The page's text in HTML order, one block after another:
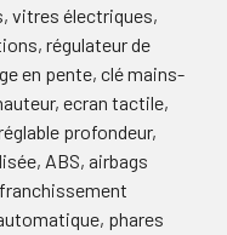
vitres électriques,
régulateur de
en pente, clé mains-
ecran tactile,
profondeur,
ABS, airbags
phares